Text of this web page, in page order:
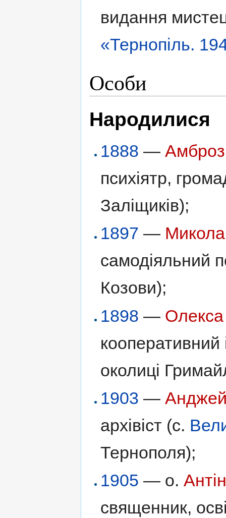
видання
«Тернопіль.
Особи
Народилися
1888 —
психіятр,
Заліщиків);
1897 —
самодіяльний
Козови);
1898 —
кооперативний
околиці
1903 —
архівіст (с.
Тернополя);
1905 — о.
священник,